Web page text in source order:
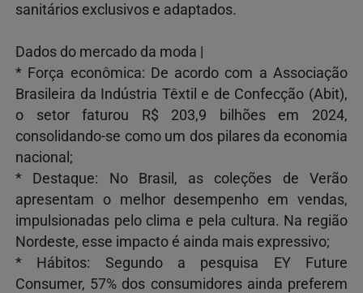
sanitários exclusivos e adaptados.
Dados do mercado da moda |
* Força econômica: De acordo com a Associação
Brasileira da Indústria Têxtil e de Confecção (Abit),
o setor faturou R$ 203,9 bilhões em 2024,
consolidando-se como um dos pilares da economia
nacional;
* Destaque: No Brasil, as coleções de Verão
apresentam o melhor desempenho em vendas,
impulsionadas pelo clima e pela cultura. Na região
Nordeste, esse impacto é ainda mais expressivo;
* Hábitos: Segundo a pesquisa EY Future
Consumer, 57% dos consumidores ainda preferem